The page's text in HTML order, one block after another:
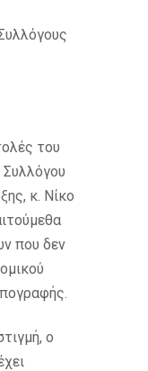
του
κ. Νίκο
που δεν
ο